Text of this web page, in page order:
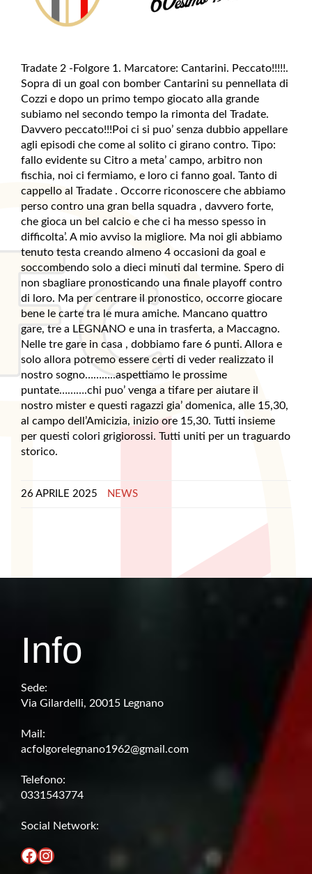
Tradate 2 -Folgore 1. Marcatore: Cantarini. Peccato!!!!!.
Sopra di un goal con bomber Cantarini su pennellata di
Cozzi e dopo un primo tempo giocato alla grande
subiamo nel secondo tempo la rimonta del Tradate.
Davvero peccato!!!Poi ci si puo’ senza dubbio appellare
agli episodi che come al solito ci girano contro. Tipo:
fallo evidente su Citro a meta’ campo, arbitro non
fischia, noi ci fermiamo, e loro ci fanno goal. Tanto di
cappello al Tradate . Occorre riconoscere che abbiamo
perso contro una gran bella squadra , davvero forte,
che gioca un bel calcio e che ci ha messo spesso in
difficolta’. A mio avviso la migliore. Ma noi gli abbiamo
tenuto testa creando almeno 4 occasioni da goal e
soccombendo solo a dieci minuti dal termine. Spero di
non sbagliare pronosticando una finale playoff contro
di loro. Ma per centrare il pronostico, occorre giocare
bene le carte tra le mura amiche. Mancano quattro
gare, tre a LEGNANO e una in trasferta, a Maccagno.
Nelle tre gare in casa , dobbiamo fare 6 punti. Allora e
solo allora potremo essere certi di veder realizzato il
nostro sogno………..aspettiamo le prossime
puntate……….chi puo’ venga a tifare per aiutare il
nostro mister e questi ragazzi gia’ domenica, alle 15,30,
al campo dell’Amicizia, inizio ore 15,30. Tutti insieme
per questi colori grigiorossi. Tutti uniti per un traguardo
storico.
26 APRILE 2025 NEWS
Info
Sede:
Via Gilardelli, 20015 Legnano
Mail:
acfolgorelegnano1962@gmail.com
Telefono:
0331543774
Social Network:
Facebook Instagram